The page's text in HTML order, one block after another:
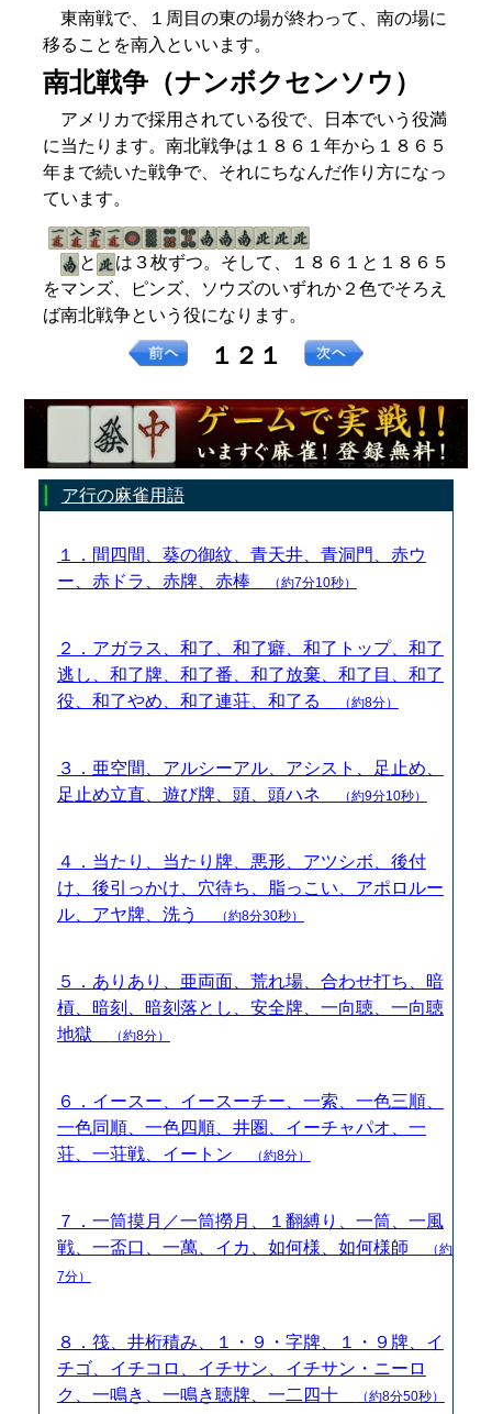
東南戦で、１周目の東の場が終わって、南の場に
移ることを南入といいます。
南北戦争（ナンボクセンソウ）
アメリカで採用されている役で、日本でいう役満
に当たります。南北戦争は１８６１年から１８６５
年まで続いた戦争で、それにちなんだ作り方になっ
ています。
と
は３枚ずつ。そして、１８６１と１８６５
をマンズ、ピンズ、ソウズのいずれか２色でそろえ
ば南北戦争という役になります。
１２１
ア行の麻雀用語
１．間四間、葵の御紋、青天井、青洞門、赤ウ
ー、赤ドラ、赤牌、赤棒
（約7分10秒）
２．アガラス、和了、和了癖、和了トップ、和了
逃し、和了牌、和了番、和了放棄、和了目、和了
役、和了やめ、和了連荘、和了る
（約8分）
３．亜空間、アルシーアル、アシスト、足止め、
足止め立直、遊び牌、頭、頭ハネ
（約9分10秒）
４．当たり、当たり牌、悪形、アツシボ、後付
け、後引っかけ、穴待ち、脂っこい、アポロルー
ル、アヤ牌、洗う
（約8分30秒）
５．ありあり、亜両面、荒れ場、合わせ打ち、暗
槓、暗刻、暗刻落とし、安全牌、一向聴、一向聴
地獄
（約8分）
６．イースー、イースーチー、一索、一色三順、
一色同順、一色四順、井圏、イーチャパオ、一
荘、一荘戦、イートン
（約8分）
７．一筒摸月／一筒撈月、１翻縛り、一筒、一風
戦、一盃口、一萬、イカ、如何様、如何様師
（約
7分）
８．筏、井桁積み、１・９・字牌、１・９牌、イ
チゴ、イチコロ、イチサン、イチサン・ニーロ
ク、一鳴き、一鳴き聴牌、一二四十
（約8分50秒）